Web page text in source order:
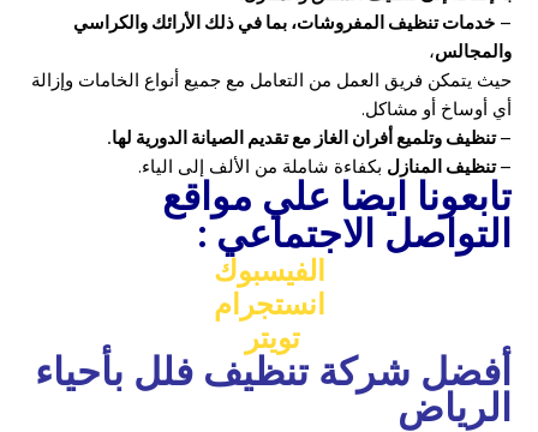
–خدمات تنظيف المفروشات، بما في ذلك الأرائك والكراسي
والمجالس،
حيث يتمكن فريق العمل من التعامل مع جميع أنواع الخامات وإزالة
أي أوساخ أو مشاكل.
–تنظيف وتلميع أفران الغاز مع تقديم الصيانة الدورية لها.
–تنظيف المنازل بكفاءة شاملة من الألف إلى الياء.
تابعونا ايضا علي مواقع
التواصل الاجتماعي :
الفيسبوك
انستجرام
تويتر
أفضل شركة تنظيف فلل بأحياء
الرياض